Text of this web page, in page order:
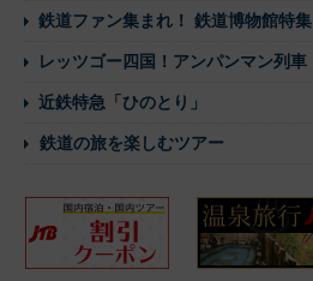
鉄道ファン集まれ！ 鉄道博物館特集
レッツゴー四国！アンパンマン列車
近鉄特急「ひのとり」
鉄道の旅を楽しむツアー